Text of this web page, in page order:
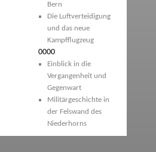
Bern
Die Luftverteidigung
und das neue
Kampfflugzeug
0000
Einblick in die
Vergangenheit und
Gegenwart
Militärgeschichte in
der Felswand des
Niederhorns